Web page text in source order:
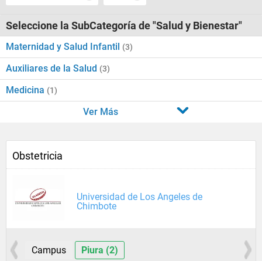
Seleccione la SubCategoría de "Salud y Bienestar"
Maternidad y Salud Infantil (3)
Auxiliares de la Salud (3)
Medicina (1)
Ver Más
Obstetricia
Universidad de Los Angeles de
Chimbote
Campus Piura (2)